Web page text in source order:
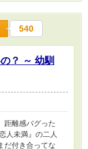
540
？ ～ 幼馴
距離感バグった
人未満』の二人
付き合ってな